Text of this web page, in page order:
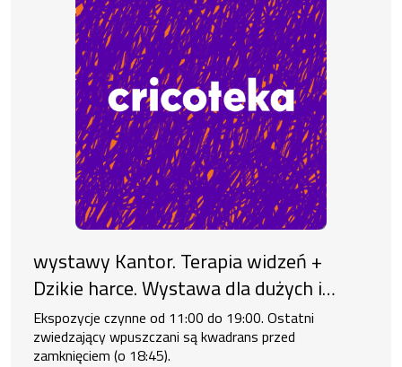
wystawy Kantor. Terapia widzeń +
Dzikie harce. Wystawa dla dużych i
małych
Ekspozycje czynne od 11:00 do 19:00. Ostatni
zwiedzający wpuszczani są kwadrans przed
zamknięciem (o 18:45).